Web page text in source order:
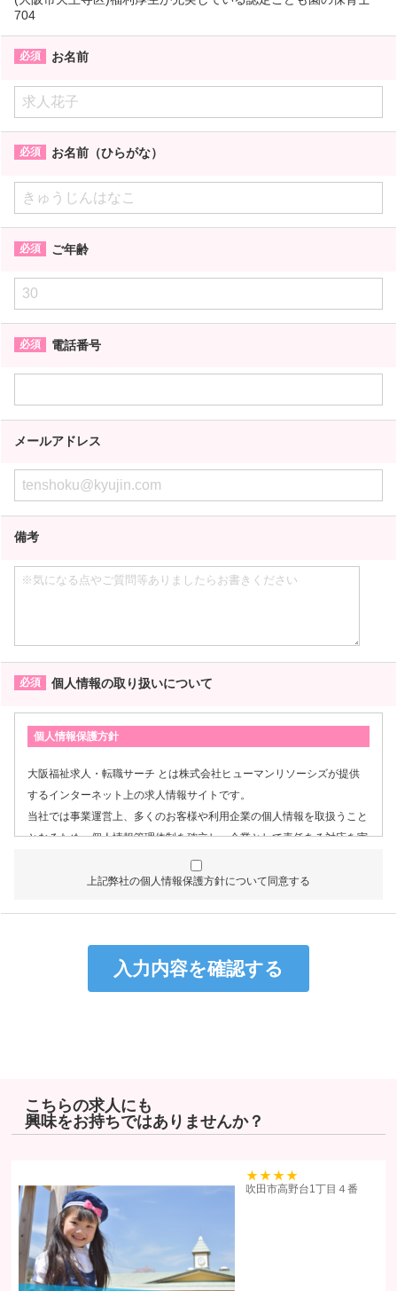
704
お名前
お名前（ひらがな）
ご年齢
電話番号
メールアドレス
備考
個人情報の取り扱いについて
個人情報保護方針
大阪福祉求人・転職サーチ とは株式会社ヒューマンリソーシズが提供
するインターネット上の求人情報サイトです。
当社では事業運営上、多くのお客様や利用企業の個人情報を取扱うこと
となるため、個人情報管理体制を確立し、企業として責任ある対応を実
個人情報は、本人の同意なく第三者に提供しません。
個人情報の取扱いについて
イバシーポリシーを掲示し、当プライバシーポリシーに準拠して提供さ
れるサービス（以下「本サービス」といいます）の利用企業・団体等
（以下「利用企業等」といいます）および本サービスをご利用になる方
（以下「ユーザー」といいます）のプライバシーを尊重し、ユーザーの
個人情報の管理に細心の注意を払い、これを取扱うものとします。
上記弊社の個人情報保護方針について同意する
こちらの求人にも
興味をお持ちではありませんか？
39
吹田市高野台1丁目４番